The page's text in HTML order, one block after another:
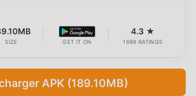
SIZE GET IT ON
4.3 ★
1698 RATINGS
APK (189.10MB)